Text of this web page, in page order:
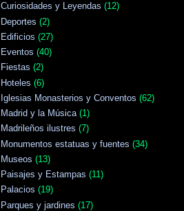
Curiosidades y Leyendas (12)
Deportes (2)
Edificios (27)
Eventos (40)
Fiestas (2)
Hoteles (6)
Iglesias Monasterios y Conventos (62)
Madrid y la Música (1)
Madrileños ilustres (7)
Monumentos estatuas y fuentes (34)
Museos (13)
Paisajes y Estampas (11)
Palacios (19)
Parques y jardines (17)